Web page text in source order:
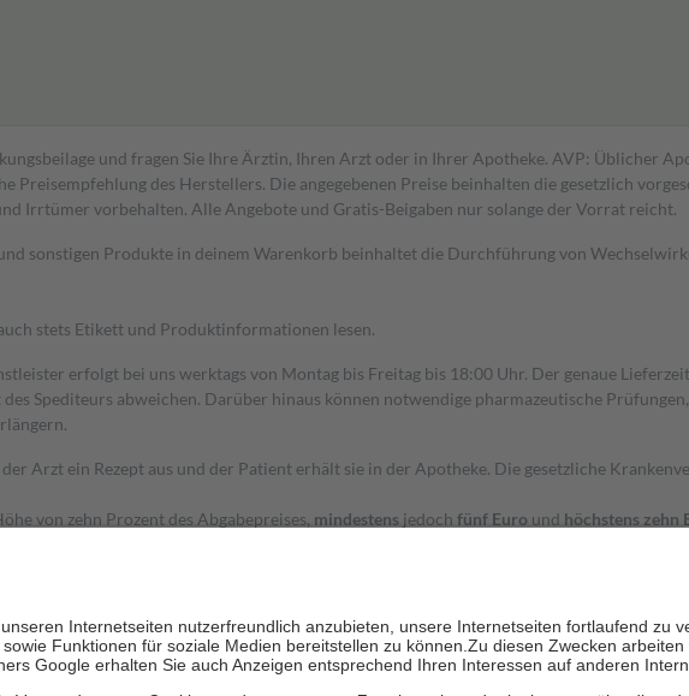
und fragen Sie Ihre Ärztin, Ihren Arzt oder in Ihrer Apotheke. AVP: Üblicher
des Herstellers. Die angegebenen Preise beinhalten die gesetzlich
Irrtümer vorbehalten. Alle Angebote und Gratis-Beigaben nur solange der Vorrat reicht.
sonstigen Produkte in deinem Warenkorb beinhaltet die Durchführung von
stets Etikett und Produktinformationen lesen.
erfolgt bei uns werktags von Montag bis Freitag bis 18:00 Uhr. Der genaue
Spediteurs abweichen. Darüber hinaus können notwendige pharmazeutische
Arzt ein Rezept aus und der Patient erhält sie in der Apotheke. Die gesetzliche
von zehn Prozent des Abgabepreises, mindestens jedoch fünf Euro und höchstens zehn
Gesundheit zu stärken und die besondere Stellung der Familie zu unterstützen, fallen
Lebensjahr mit Ausnahme der Fahrkosten
die von der GKV getragen werden